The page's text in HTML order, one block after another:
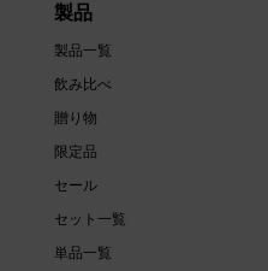
製品
製品一覧
飲み比べ
贈り物
限定品
セール
セット一覧
単品一覧